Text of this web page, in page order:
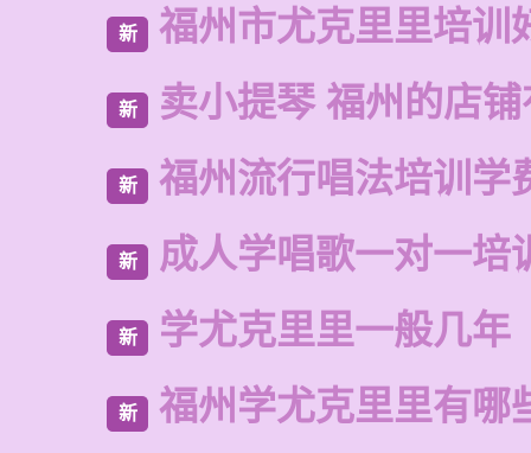
新 福州市尤克里里培训
新 卖小提琴 福州的店
新 福州流行唱法培训学
新 成人学唱歌一对一培
新 学尤克里里一般几年
新 福州学尤克里里有哪